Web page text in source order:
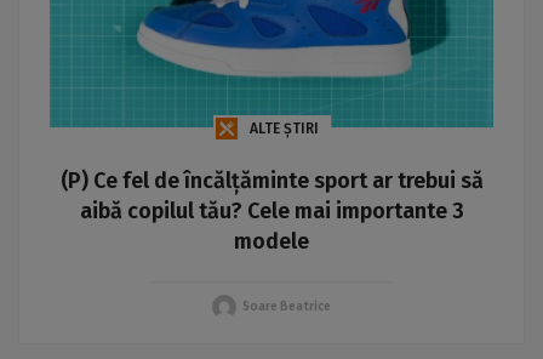
ALTE ȘTIRI
(P) Ce fel de încălțăminte sport ar trebui să
aibă copilul tău? Cele mai importante 3
modele
Soare Beatrice